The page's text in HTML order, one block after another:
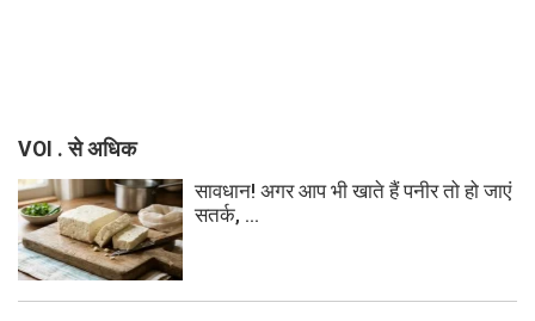
VOI . से अधिक
सावधान! अगर आप भी खाते हैं पनीर तो हो जाएं
सतर्क, ...